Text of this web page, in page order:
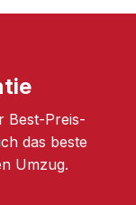
Best-Preis-
das beste
Umzug.